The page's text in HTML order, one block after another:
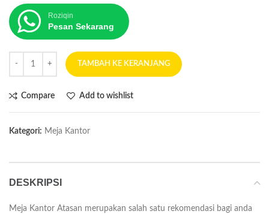
Roziqin
Pesan Sekarang
TAMBAH KE KERANJANG
Compare Add to wishlist
Kategori: Meja Kantor
DESKRIPSI
Meja Kantor Atasan merupakan salah satu rekomendasi bagi anda